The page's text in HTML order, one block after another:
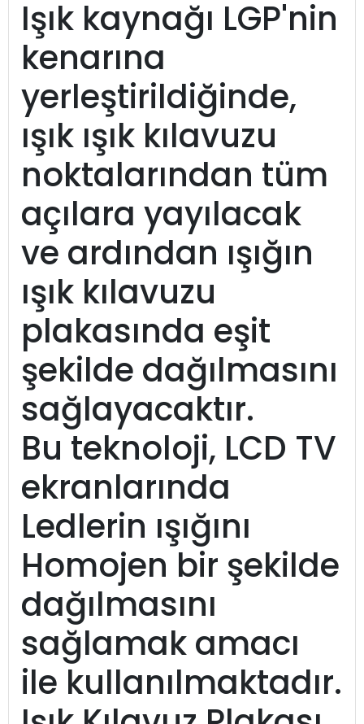
Işık kaynağı LGP'nin
kenarına
yerleştirildiğinde,
ışık ışık kılavuzu
noktalarından tüm
açılara yayılacak
ve ardından ışığın
ışık kılavuzu
plakasında eşit
şekilde dağılmasını
sağlayacaktır.
Bu teknoloji, LCD TV
ekranlarında
Ledlerin ışığını
Homojen bir şekilde
dağılmasını
sağlamak amacı
ile kullanılmaktadır.